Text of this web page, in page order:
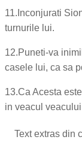
11. Inconjurati
turnurile lui.
12.Puneti-va
casele lui, ca sa
13.Ca Acesta
in veacul
Text extras din